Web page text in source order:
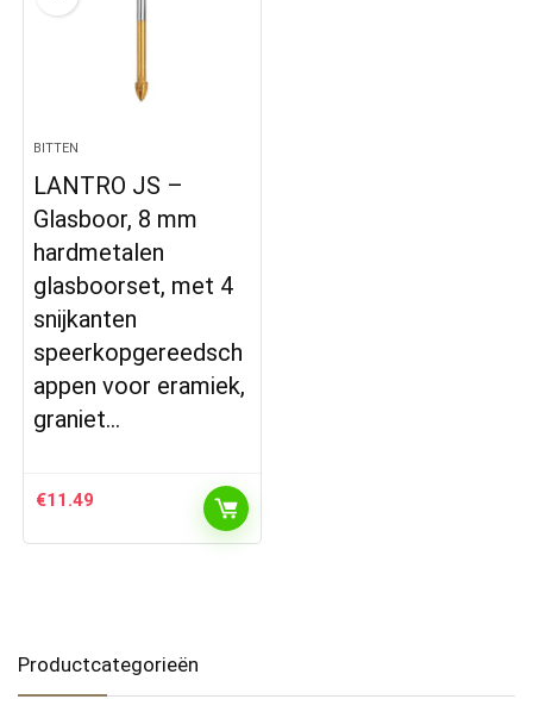
BITTEN
LANTRO JS –
Glasboor, 8 mm
hardmetalen
glasboorset, met 4
snijkanten
speerkopgereedsch
appen voor eramiek,
graniet…
€11.49
Productcategorieën